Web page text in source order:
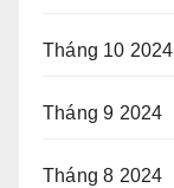
Tháng 10 2024
Tháng 9 2024
Tháng 8 2024